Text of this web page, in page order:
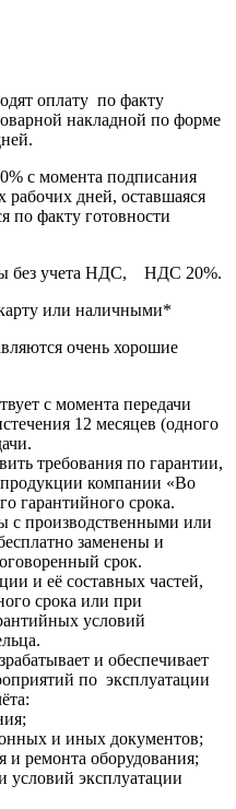
оплату по факту
накладной по форме
с момента подписания
рабочих дней, оставшаяся
по факту готовности
без учета НДС, НДС 20%.
или наличными*
очень хорошие
с момента передачи
12 месяцев (одного
требования по гарантии,
продукции компании «Во
гарантийного срока.
с производственными или
заменены и
срок.
и её составных частей,
срока или при
условий
и обеспечивает
по эксплуатации
и иных документов;
и ремонта оборудования;
условий эксплуатации